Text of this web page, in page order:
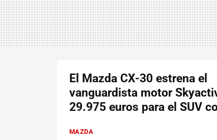
El Mazda CX-30 estrena el
vanguardista motor
29.975 euros para el SUV
MAZDA